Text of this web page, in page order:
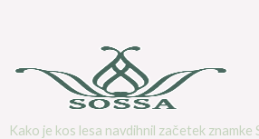
Kako je kos lesa navdihnil začetek znamke